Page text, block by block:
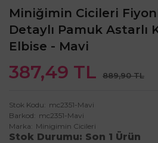
Miniğimin Cicileri
Detaylı Pamuk Astarlı
Elbise - Mavi
387,49 TL 889,90 TL
Stok Kodu
mc2351-Mavi
Barkod
mc2351-Mavi
Marka
Minigimin Cicileri
Stok Durumu Son 1 Ürün